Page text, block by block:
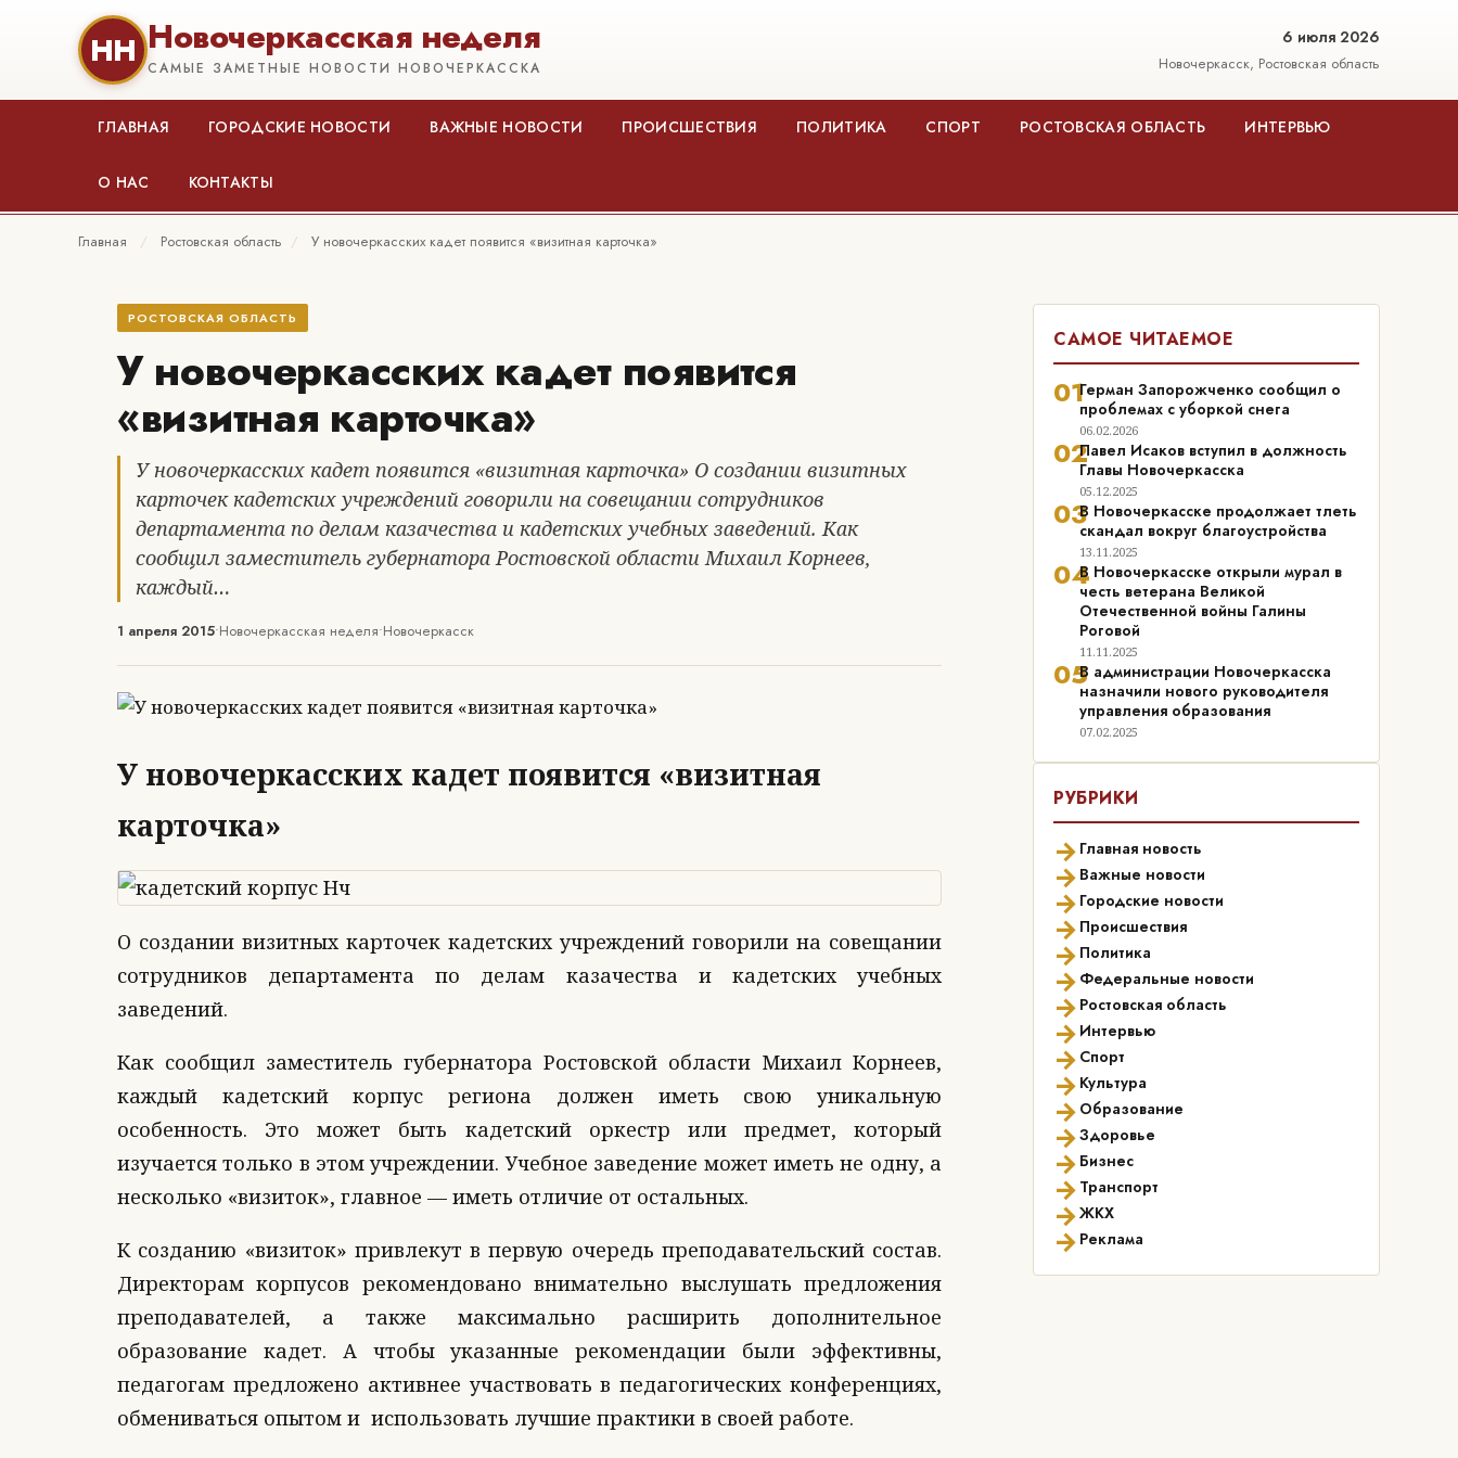
НН Новочеркасская неделя
САМЫЕ ЗАМЕТНЫЕ НОВОСТИ НОВОЧЕРКАССКА
6 июля 2026
Новочеркасск, Ростовская область
ГЛАВНАЯ ГОРОДСКИЕ НОВОСТИ ВАЖНЫЕ НОВОСТИ ПРОИСШЕСТВИЯ ПОЛИТИКА СПОРТ РОСТОВСКАЯ ОБЛАСТЬ ИНТЕРВЬЮ
О НАС КОНТАКТЫ
Главная / Ростовская область / У новочеркасских кадет появится «визитная карточка»
РОСТОВСКАЯ ОБЛАСТЬ
У новочеркасских кадет появится
«визитная карточка»
У новочеркасских кадет появится «визитная карточка» О создании визитных
карточек кадетских учреждений говорили на совещании сотрудников
департамента по делам казачества и кадетских учебных заведений. Как
сообщил заместитель губернатора Ростовской области Михаил Корнеев,
каждый…
1 апреля 2015•Новочеркасская неделя•Новочеркасск
У новочеркасских кадет появится «визитная
карточка»
О создании визитных карточек кадетских учреждений говорили на совещании
сотрудников департамента по делам казачества и кадетских учебных
заведений.
Как сообщил заместитель губернатора Ростовской области Михаил Корнеев,
каждый кадетский корпус региона должен иметь свою уникальную
особенность. Это может быть кадетский оркестр или предмет, который
изучается только в этом учреждении. Учебное заведение может иметь не одну, а
несколько «визиток», главное — иметь отличие от остальных.
К созданию «визиток» привлекут в первую очередь преподавательский состав.
Директорам корпусов рекомендовано внимательно выслушать предложения
преподавателей, а также максимально расширить дополнительное
образование кадет. А чтобы указанные рекомендации были эффективны,
педагогам предложено активнее участвовать в педагогических конференциях,
обмениваться опытом и использовать лучшие практики в своей работе.
САМОЕ ЧИТАЕМОЕ
01Герман Запорожченко сообщил о
проблемах с уборкой снега
06.02.2026
02Павел Исаков вступил в должность
Главы Новочеркасска
05.12.2025
03В Новочеркасске продолжает тлеть
скандал вокруг благоустройства
13.11.2025
04В Новочеркасске открыли мурал в
честь ветерана Великой
Отечественной войны Галины
Роговой
11.11.2025
05В администрации Новочеркасска
назначили нового руководителя
управления образования
07.02.2025
РУБРИКИ
→ Главная новость
→ Важные новости
→ Городские новости
→ Происшествия
→ Политика
→ Федеральные новости
→ Ростовская область
→ Интервью
→ Спорт
→ Культура
→ Образование
→Здоровье
→ Бизнес
→ Транспорт
→ЖКХ
→ Реклама